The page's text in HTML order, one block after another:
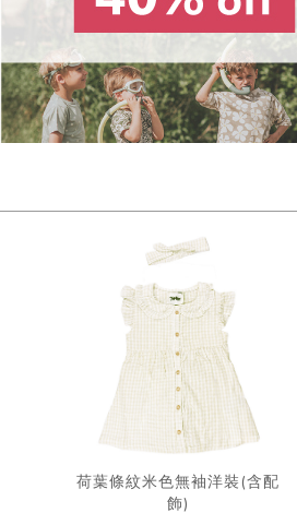
荷葉條紋米色無袖洋裝(含配
飾)